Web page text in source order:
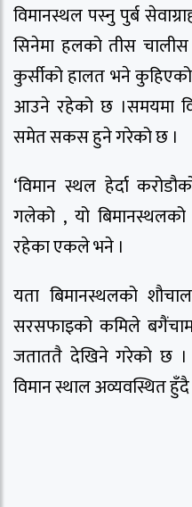
विमानस्थल पस्नु पुर्ब
सिनेमा हलको तीस
कुर्सीको हालत भने
आउने रहेको छ ।समयमा
समेत सकस हुने गरेको छ ।
‘विमान स्थल हेर्दा
गलेको , यो बिमानस्थलको
रहेका एकले भने ।
यता बिमानस्थलको
सरसफाइको कमिले
जताततै देखिने गरेको छ ।
विमान स्थाल अव्यवस्थित